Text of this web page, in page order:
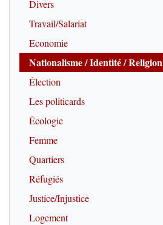
Divers
Travail/Salariat
Economie
Nationalisme / Identité / Religion
Élection
Les politicards
Écologie
Femme
Quartiers
Réfugiés
Justice/Injustice
Logement